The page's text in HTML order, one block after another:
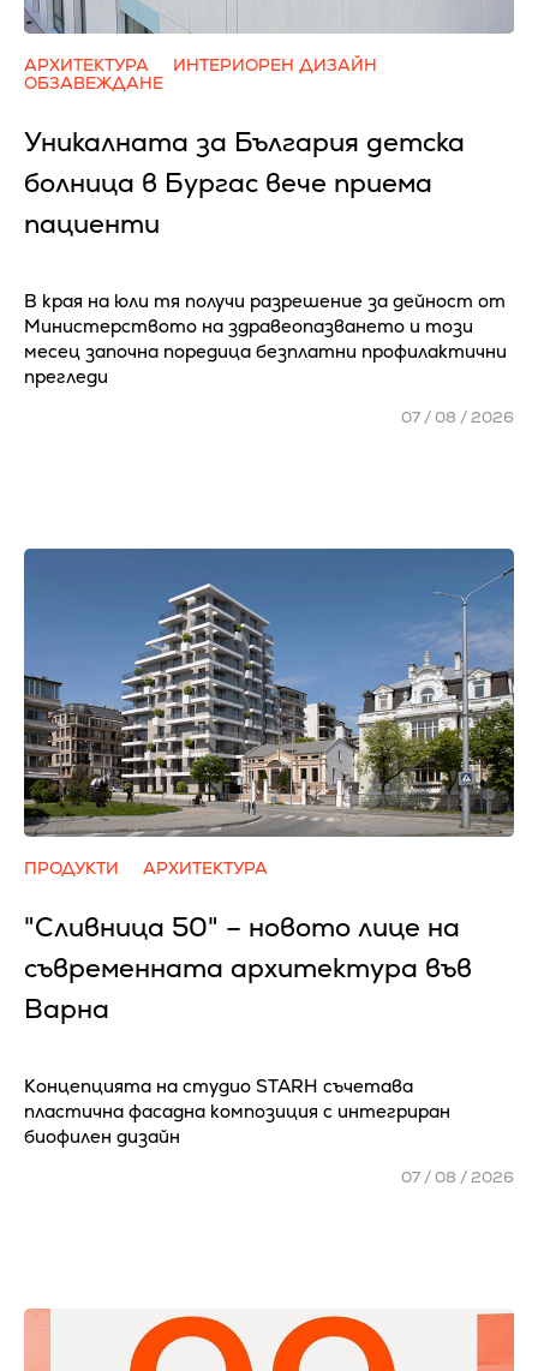
АРХИТЕКТУРА
ИНТЕРИОРЕН ДИЗАЙН
ОБЗАВЕЖДАНЕ
Уникалната за България детска
болница в Бургас вече приема
пациенти
В края на юли тя получи разрешение за дейност от
Министерството на здравеопазването и този
месец започна поредица безплатни профилактични
прегледи
07 / 08 / 2026
ПРОДУКТИ АРХИТЕКТУРА
"Сливница 50" – новото лице на
съвременната архитектура във
Варна
Концепцията на студио STARH съчетава
пластична фасадна композиция с интегриран
биофилен дизайн
07 / 08 / 2026